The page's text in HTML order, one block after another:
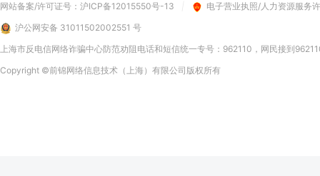
网站备案/许可证号： 沪ICP备12015550号-13
电子营业执照/人力资源服务
沪公网安备 31011502002551 号
上海市反电信网络诈骗中心防范劝阻电话和短信统一专号：962110，网民接到
Copyright ©前锦网络信息技术（上海）有限公司 版权所有